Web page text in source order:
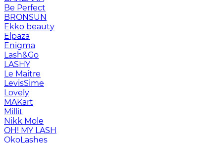
Be Perfect
BRONSUN
Ekko beauty
Elpaza
Enigma
Lash&Go
LASHY
Le Maitre
LevisSime
Lovely
MAKart
Millit
Nikk Mole
OH! MY LASH
OkoLashes